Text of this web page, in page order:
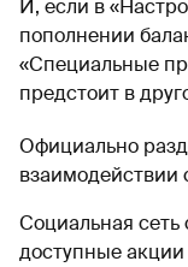
И, если в
пополнении
«Специальные
предстоит в
Официально
взаимодействии
Социальная
доступные